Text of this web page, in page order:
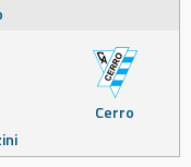
Cerro